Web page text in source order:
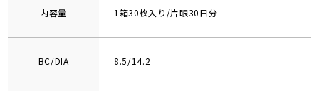
内容量 1箱30枚入り/片眼30日分
BC/DIA 8.5/14.2